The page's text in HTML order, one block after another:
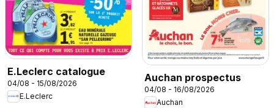
E.Leclerc catalogue
04/08 - 15/08/2026
E.Leclerc
Auchan prospectus
04/08 - 16/08/2026
Auchan